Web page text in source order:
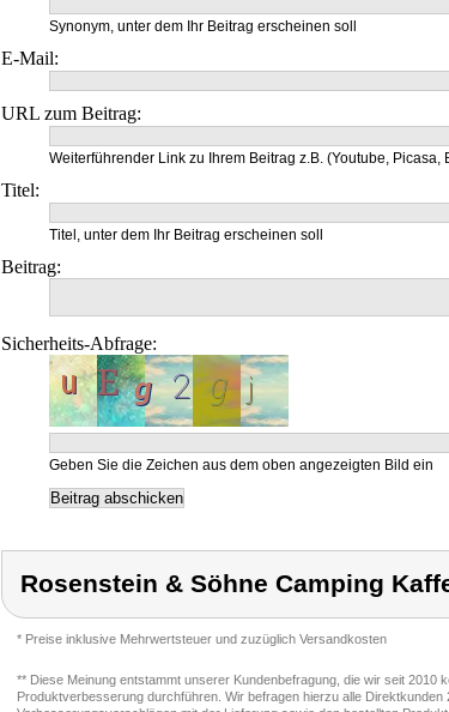
Synonym, unter dem Ihr Beitrag erscheinen soll
E-Mail:
URL zum Beitrag:
Weiterführender Link zu Ihrem Beitrag z.B. (Youtube, Picasa,
Titel:
Titel, unter dem Ihr Beitrag erscheinen soll
Beitrag:
Sicherheits-Abfrage:
Geben Sie die Zeichen aus dem oben angezeigten Bild ein
Rosenstein & Söhne Camping
* Preise inklusive Mehrwertsteuer und zuzüglich Versandkosten
** Diese Meinung entstammt unserer Kundenbefragung, die wir seit 2010
Produktverbesserung durchführen. Wir befragen hierzu alle